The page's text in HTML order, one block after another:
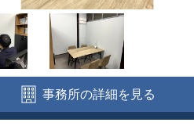
事務所の詳細を見る